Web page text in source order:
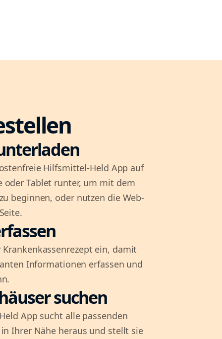
Hilfsmittel-Held App auf
oder Tablet runter, um mit dem
beginnen, oder nutzen die Web-
Krankenkassenrezept ein, damit
Informationen erfassen und
suchen
App sucht alle passenden
Ihrer Nähe heraus und stellt sie